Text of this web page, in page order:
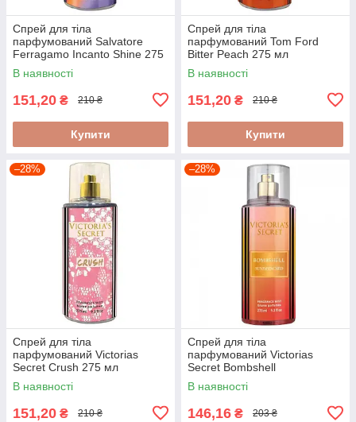
Спрей для тіла
парфумований Salvatore
Ferragamo Incanto Shine 275
мл
В наявності
151,20 ₴ 210 ₴
Купити
Спрей для тіла
парфумований Tom Ford
Bitter Peach 275 мл
В наявності
151,20 ₴ 210 ₴
Купити
–28%
Спрей для тіла
парфумований Victorias
Secret Crush 275 мл
В наявності
151,20 ₴ 210 ₴
–28%
Спрей для тіла
парфумований Victorias
Secret Bombshell
Sundrenched 275ml
В наявності
146,16 ₴ 203 ₴